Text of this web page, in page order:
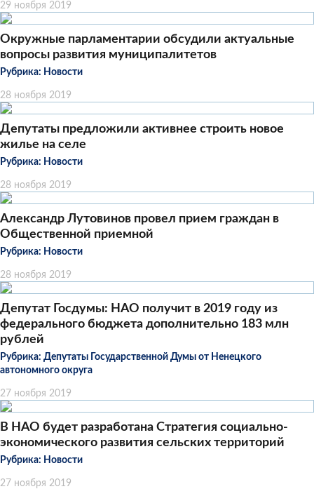
29 ноября 2019
Окружные парламентарии обсудили актуальные
вопросы развития муниципалитетов
Рубрика: Новости
28 ноября 2019
Депутаты предложили активнее строить новое
жилье на селе
Рубрика: Новости
28 ноября 2019
Александр Лутовинов провел прием граждан в
Общественной приемной
Рубрика: Новости
28 ноября 2019
Депутат Госдумы: НАО получит в 2019 году из
федерального бюджета дополнительно 183 млн
рублей
Рубрика: Депутаты Государственной Думы от Ненецкого
автономного округа
27 ноября 2019
В НАО будет разработана Стратегия социально-
экономического развития сельских территорий
Рубрика: Новости
27 ноября 2019